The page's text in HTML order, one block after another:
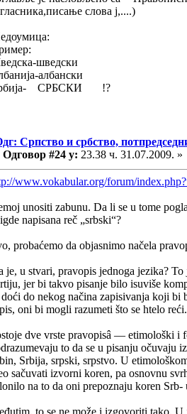
слова ј,....)
шведски
албански
СРБСКИ !?
Српство и србство,
Одговор #24 у: 23.38 ч. 31.07.2009. »
www.vokabular.org/forum/
unositi zabunu. Da li se u tome
napisana reč „srbski“?
probaćemo da objasnimo načela
je, u stvari, pravopis jednoga jezika?
jer bi takvo pisanje bilo isuviše
doći do nekog načina zapisivanja koji
oni bi mogli razumeti što se htelo
dve vrste pravopisâ — etimološki i
to da se u pisanju očuvaju
Srbija, srpski, srpstvo. U
sačuvati izvorni koren, pa osnovnu
na to da oni prepoznaju koren
to se ne može i izgovoriti tako.